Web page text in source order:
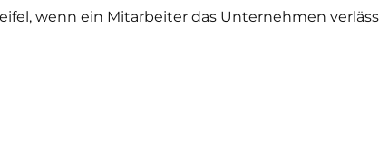
wenn ein Mitarbeiter das Unternehmen